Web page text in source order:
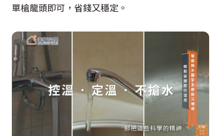
單槍龍頭即可，省錢又穩定。